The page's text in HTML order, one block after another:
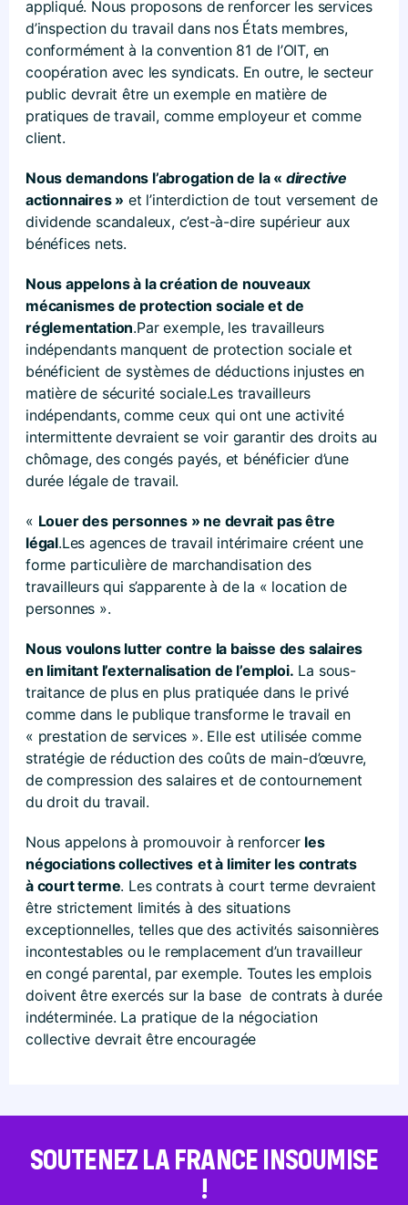
appliqué. Nous proposons de renforcer les services
d’inspection du travail dans nos États membres,
conformément à la convention 81 de l’OIT, en
coopération avec les syndicats. En outre, le secteur
public devrait être un exemple en matière de
pratiques de travail, comme employeur et comme
client.
Nous demandons l’abrogation de la « directive
actionnaires » et l’interdiction de tout versement de
dividende scandaleux, c’est-à-dire supérieur aux
bénéfices nets.
Nous appelons à la création de nouveaux
mécanismes de protection sociale et de
réglementation.Par exemple, les travailleurs
indépendants manquent de protection sociale et
bénéficient de systèmes de déductions injustes en
matière de sécurité sociale.Les travailleurs
indépendants, comme ceux qui ont une activité
intermittente devraient se voir garantir des droits au
chômage, des congés payés, et bénéficier d’une
durée légale de travail.
« Louer des personnes » ne devrait pas être
légal.Les agences de travail intérimaire créent une
forme particulière de marchandisation des
travailleurs qui s’apparente à de la « location de
personnes ».
Nous voulons lutter contre la baisse des salaires
en limitant l’externalisation de l’emploi. La sous-
traitance de plus en plus pratiquée dans le privé
comme dans le publique transforme le travail en
« prestation de services ». Elle est utilisée comme
stratégie de réduction des coûts de main-d’œuvre,
de compression des salaires et de contournement
du droit du travail.
Nous appelons à promouvoir à renforcer les
négociations collectives et à limiter les contrats
à court terme. Les contrats à court terme devraient
être strictement limités à des situations
exceptionnelles, telles que des activités saisonnières
incontestables ou le remplacement d’un travailleur
en congé parental, par exemple. Toutes les emplois
doivent être exercés sur la base de contrats à durée
indéterminée. La pratique de la négociation
collective devrait être encouragée
SOUTENEZ LA FRANCE INSOUMISE
!